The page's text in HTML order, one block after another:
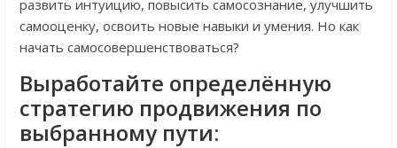
развить интуицию, повысить самосознание, улучшить
самооценку, освоить новые навыки и умения. Но как
начать самосовершенствоваться?
Выработайте определённую
стратегию продвижения по
выбранному пути: